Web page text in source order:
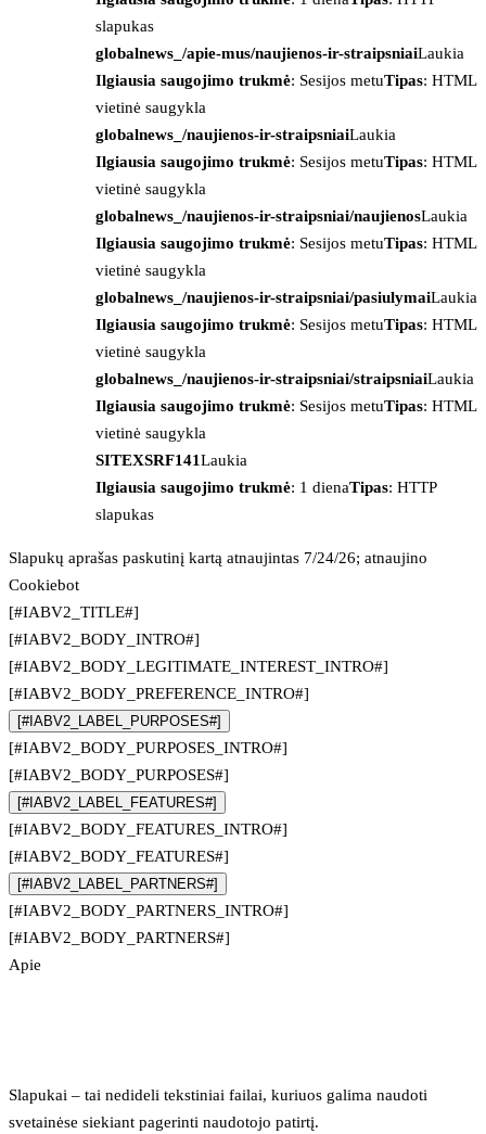
slapukas
globalnews_/apie-mus/naujienos-ir-straipsniaiLaukia
Ilgiausia saugojimo trukmė: Sesijos metuTipas: HTML
vietinė saugykla
globalnews_/naujienos-ir-straipsniaiLaukia
Ilgiausia saugojimo trukmė: Sesijos metuTipas: HTML
vietinė saugykla
globalnews_/naujienos-ir-straipsniai/naujienosLaukia
Ilgiausia saugojimo trukmė: Sesijos metuTipas: HTML
vietinė saugykla
globalnews_/naujienos-ir-straipsniai/pasiulymaiLaukia
Ilgiausia saugojimo trukmė: Sesijos metuTipas: HTML
vietinė saugykla
globalnews_/naujienos-ir-straipsniai/straipsniaiLaukia
Ilgiausia saugojimo trukmė: Sesijos metuTipas: HTML
vietinė saugykla
SITEXSRF141Laukia
Ilgiausia saugojimo trukmė: 1 dienaTipas: HTTP
slapukas
Slapukų aprašas paskutinį kartą atnaujintas 7/24/26; atnaujino
Cookiebot
[#IABV2_TITLE#]
[#IABV2_BODY_INTRO#]
[#IABV2_BODY_LEGITIMATE_INTEREST_INTRO#]
[#IABV2_BODY_PREFERENCE_INTRO#]
[#IABV2_LABEL_PURPOSES#]
[#IABV2_BODY_PURPOSES_INTRO#]
[#IABV2_BODY_PURPOSES#]
[#IABV2_LABEL_FEATURES#]
[#IABV2_BODY_FEATURES_INTRO#]
[#IABV2_BODY_FEATURES#]
[#IABV2_LABEL_PARTNERS#]
[#IABV2_BODY_PARTNERS_INTRO#]
[#IABV2_BODY_PARTNERS#]
Apie
Slapukai – tai nedideli tekstiniai failai, kuriuos galima naudoti
svetainėse siekiant pagerinti naudotojo patirtį.